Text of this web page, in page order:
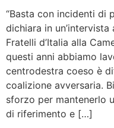
“Basta con incidenti di
dichiara in
Fratelli d’Italia alla
questi anni abbiamo
centrodestra coeso è
coalizione avversaria.
sforzo per mantenerlo
di riferimento e […]